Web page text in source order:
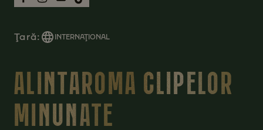
Ţară: INTERNAŢIONAL
ALINTAROMA CLIPELOR
MINUNATE